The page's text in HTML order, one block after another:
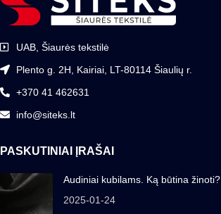
UAB, Šiaurės tekstilė
Plento g. 2H, Kairiai, LT-80114 Šiaulių r.
+370 41 462631
info@siteks.lt
PASKUTINIAI ĮRAŠAI
Audiniai kubilams. Ką būtina žinoti?
2025-01-24